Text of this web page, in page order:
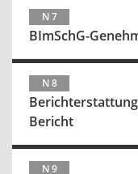
N 7
BImSchG-
N 8
Bericht
N 9